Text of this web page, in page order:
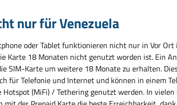
nur für Venezuela
oder Tablet funktionieren nicht nur in Vor Ort
Karte 18 Monaten nicht genutzt worden ist. Ein
SIM-Karte um weitere 18 Monate zu erhalten.
für Telefonie und Internet und können in einem
(MiFi) / Tethering genutzt werden. In